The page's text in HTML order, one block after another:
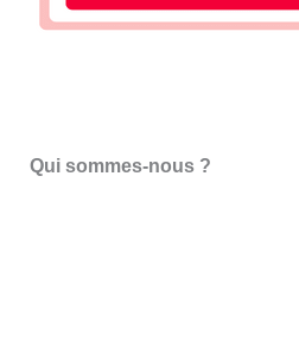
Qui sommes-nous ?